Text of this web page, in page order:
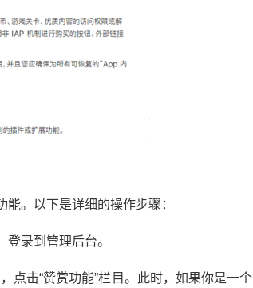
。以下是详细的操作步骤：
录到管理后台。
点击“赞赏功能”栏目。此时，如果你是一个
21 2024-09-10 13:56:04